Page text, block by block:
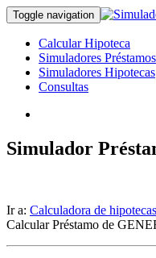
Toggle navigation
Calcular Hipoteca
Simuladores Préstamos
Simuladores Hipotecas
Consultas
Simulador
Ir a: Calculadora de hipotecas
Calcular Préstamo de